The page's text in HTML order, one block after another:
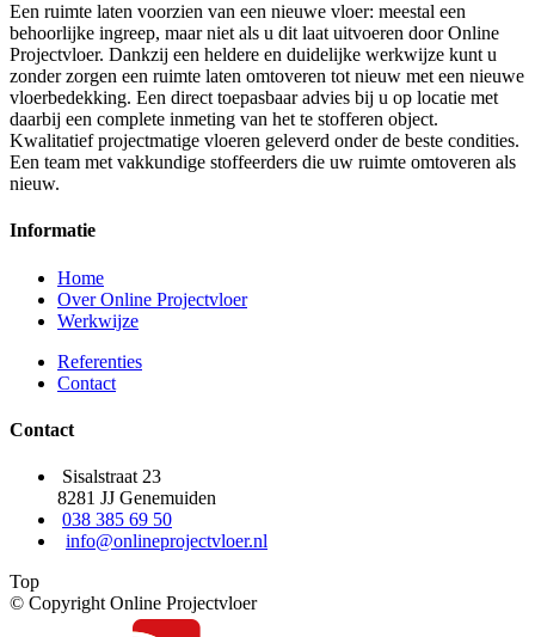
Een ruimte laten voorzien van een nieuwe vloer: meestal een
behoorlijke ingreep, maar niet als u dit laat uitvoeren door Online
Projectvloer. Dankzij een heldere en duidelijke werkwijze kunt u
zonder zorgen een ruimte laten omtoveren tot nieuw met een nieuwe
vloerbedekking. Een direct toepasbaar advies bij u op locatie met
daarbij een complete inmeting van het te stofferen object.
Kwalitatief projectmatige vloeren geleverd onder de beste condities.
Een team met vakkundige stoffeerders die uw ruimte omtoveren als
nieuw.
Informatie
Home
Over Online Projectvloer
Werkwijze
Referenties
Contact
Contact
Sisalstraat 23
8281 JJ Genemuiden
038 385 69 50
info@onlineprojectvloer.nl
Top
© Copyright Online Projectvloer